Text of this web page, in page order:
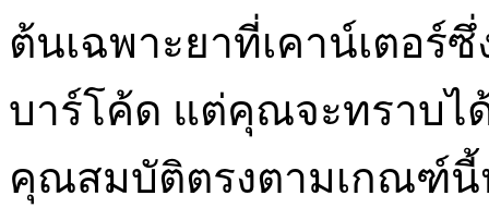
ต้นเฉพาะยาที่เคาน์เตอร์
บาร์โค้ด แต่คุณจะทราบ
คุณสมบัติตรงตามเกณฑ์นี้